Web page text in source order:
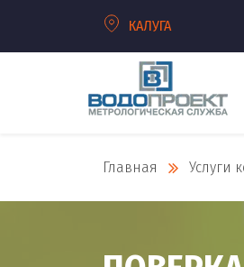
КАЛУГА
Главная Услуги